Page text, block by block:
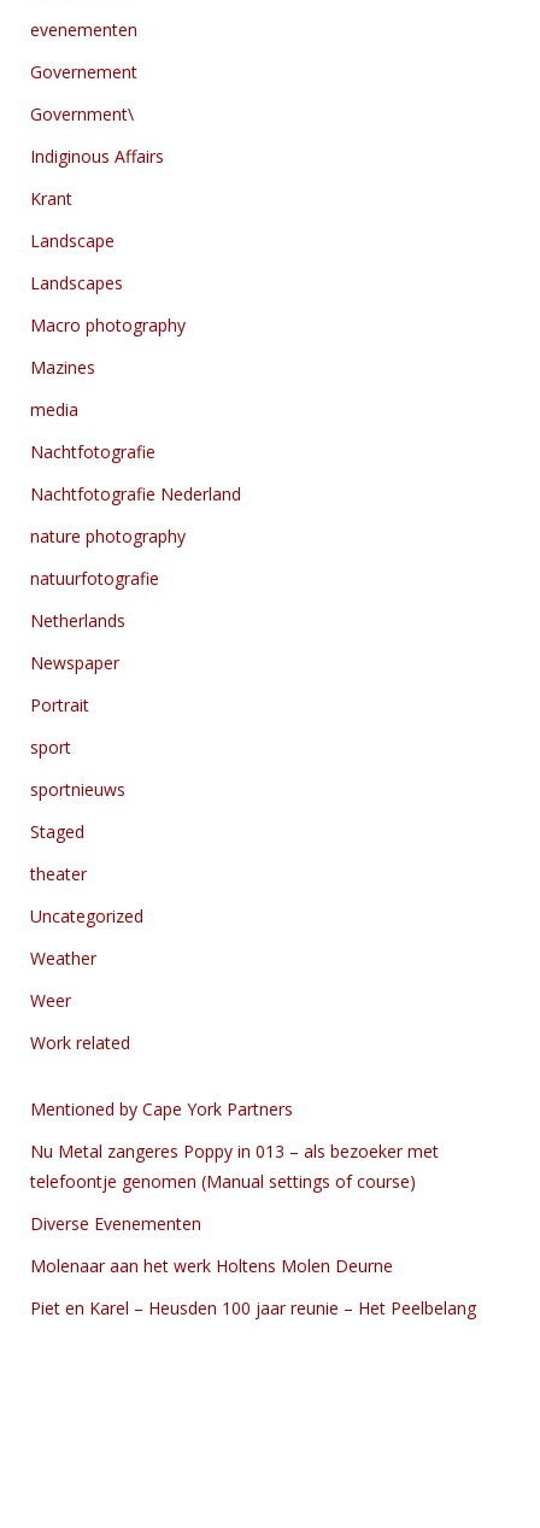
evenementen
Governement
Government\
Indiginous Affairs
Krant
Landscape
Landscapes
Macro photography
Mazines
media
Nachtfotografie
Nachtfotografie Nederland
nature photography
natuurfotografie
Netherlands
Newspaper
Portrait
sport
sportnieuws
Staged
theater
Uncategorized
Weather
Weer
Work related
Mentioned by Cape York Partners
Nu Metal zangeres Poppy in 013 – als bezoeker met
telefoontje genomen (Manual settings of course)
Diverse Evenementen
Molenaar aan het werk Holtens Molen Deurne
Piet en Karel – Heusden 100 jaar reunie – Het Peelbelang